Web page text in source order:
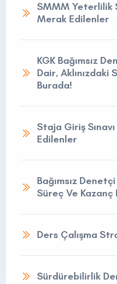
SMMM Yeterlilik
Merak Edilenler
KGK Bağımsız
Dair, Aklınızdaki
Burada!
Staja Giriş
Edilenler
Bağımsız
Süreç Ve Kazanç
Ders Çalışma
Sürdürebilirlik